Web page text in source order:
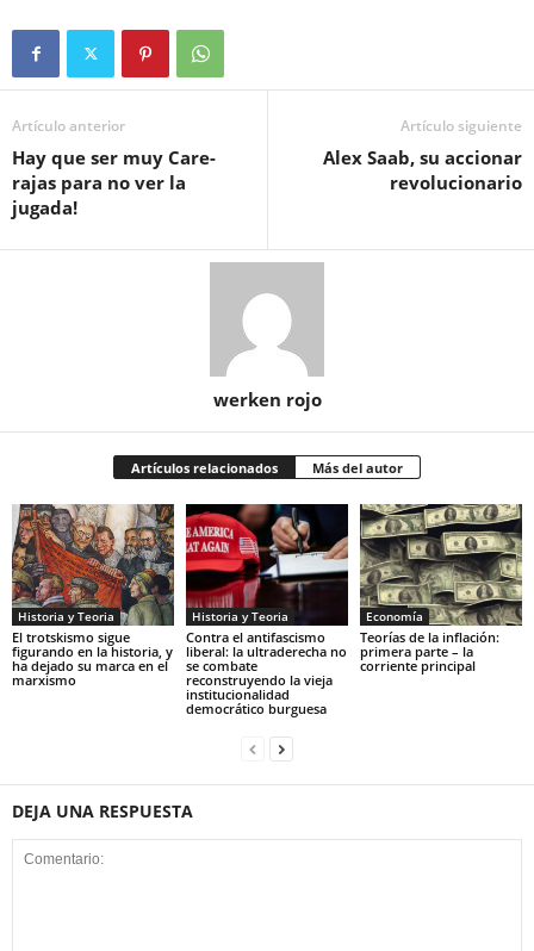
Artículo anterior
Hay que ser muy Care-
rajas para no ver la
jugada!
Artículo siguiente
Alex Saab, su accionar
revolucionario
werken rojo
Artículos relacionados Más del autor
Historia y Teoria
El trotskismo sigue
figurando en la historia, y
ha dejado su marca en el
marxismo
Historia y Teoria
Contra el antifascismo
liberal: la ultraderecha no
se combate
reconstruyendo la vieja
institucionalidad
democrático burguesa
Economía
Teorías de la inflación:
primera parte – la
corriente principal
DEJA UNA RESPUESTA